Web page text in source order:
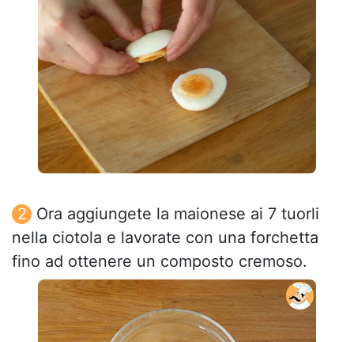
Ora aggiungete la maionese ai 7 tuorli
nella ciotola e lavorate con una forchetta
fino ad ottenere un composto cremoso.